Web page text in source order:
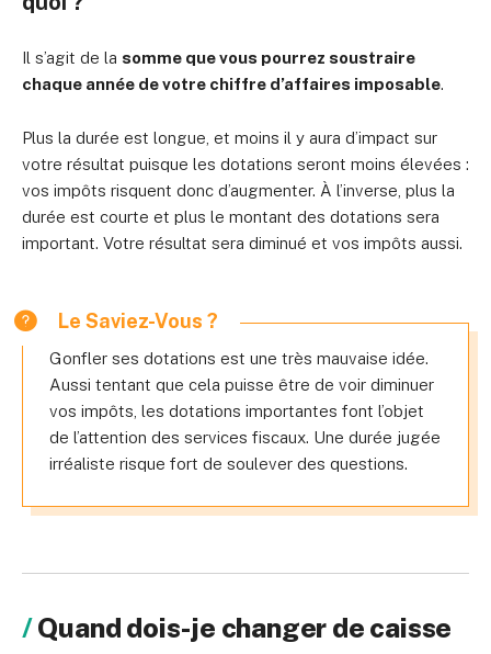
Il s’agit de la somme que vous pourrez soustraire
chaque année de votre chiffre d’affaires imposable.
Plus la durée est longue, et moins il y aura d’impact sur
votre résultat puisque les dotations seront moins élevées :
vos impôts risquent donc d’augmenter. À l’inverse, plus la
durée est courte et plus le montant des dotations sera
important. Votre résultat sera diminué et vos impôts aussi.
Le Saviez-Vous ?
Gonfler ses dotations est une très mauvaise idée.
Aussi tentant que cela puisse être de voir diminuer
vos impôts, les dotations importantes font l’objet
de l’attention des services fiscaux. Une durée jugée
irréaliste risque fort de soulever des questions.
Quand dois-je changer de caisse